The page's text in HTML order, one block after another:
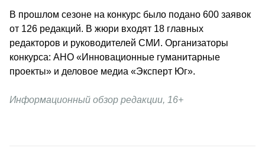
В прошлом сезоне на конкурс было подано 600 заявок
от 126 редакций. В жюри входят 18 главных
редакторов и руководителей СМИ. Организаторы
конкурса: АНО «Инновационные гуманитарные
проекты» и деловое медиа «Эксперт Юг».
Информационный обзор редакции, 16+